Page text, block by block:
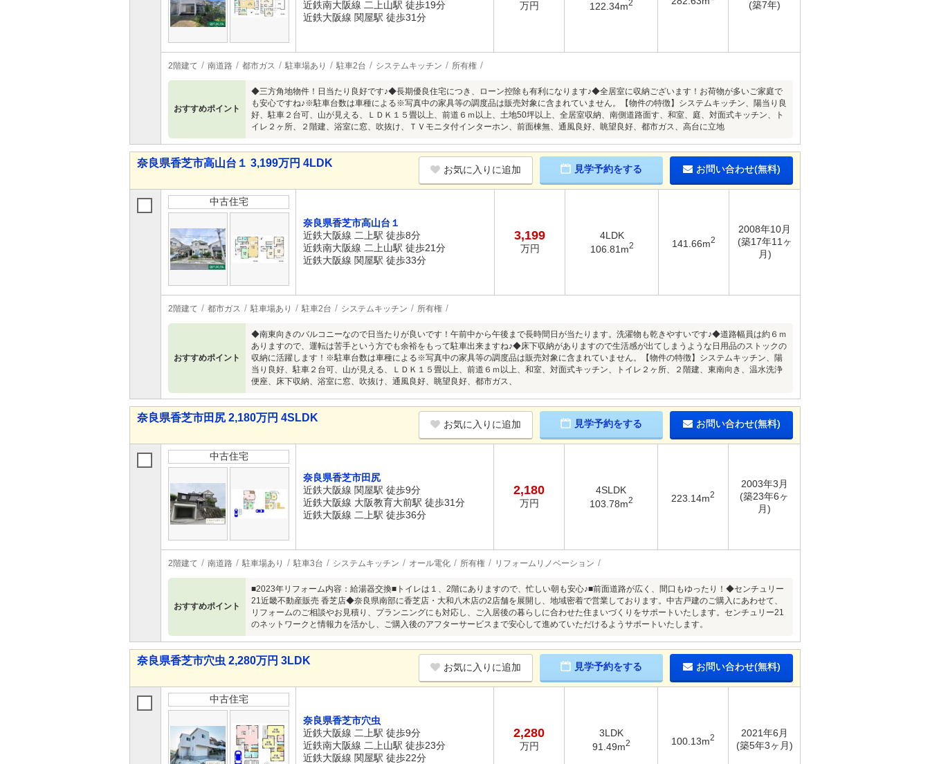
近鉄南大阪線 二上山駅 徒歩19分
近鉄大阪線 関屋駅 徒歩31分
万円
122.34m2
(築7年)
2階建て 南道路 都市ガス 駐車場あり 駐車2台 システムキッチン 所有権
おすすめポイント
◆三方角地物件！日当たり良好です♪◆長期優良住宅につき、ローン控除も有利になります♪◆全居室に収納ございます！お荷物が多いご家庭で
も安心ですね♪※駐車台数は車種による※写真中の家具等の調度品は販売対象に含まれていません。【物件の特徴】システムキッチン、陽当り良
好、駐車２台可、山が見える、ＬＤＫ１５畳以上、前道６ｍ以上、土地50坪以上、全居室収納、南側道路面す、和室、庭、対面式キッチン、ト
イレ２ヶ所、２階建、浴室に窓、吹抜け、ＴＶモニタ付インターホン、前面棟無、通風良好、眺望良好、都市ガス、高台に立地
奈良県香芝市高山台１ 3,199万円 4LDK
お気に入りに追加 見学予約をする お問い合わせ(無料)
中古住宅
奈良県香芝市高山台１
近鉄大阪線 二上駅 徒歩8分
近鉄南大阪線 二上山駅 徒歩21分
近鉄大阪線 関屋駅 徒歩33分
3,199
万円
4LDK
106.81m2 141.66m2
2008年10月
(築17年11ヶ
月)
2階建て 都市ガス 駐車場あり 駐車2台 システムキッチン 所有権
おすすめポイント
◆南東向きのバルコニーなので日当たりが良いです！午前中から午後まで長時間日が当たります。洗濯物も乾きやすいです♪◆道路幅員は約６ｍ
ありますので、運転は苦手という方でも余裕をもって駐車出来ますね♪◆床下収納がありますので生活感が出てしまうような日用品のストックの
収納に活躍します！※駐車台数は車種による※写真中の家具等の調度品は販売対象に含まれていません。【物件の特徴】システムキッチン、陽
当り良好、駐車２台可、山が見える、ＬＤＫ１５畳以上、前道６ｍ以上、和室、対面式キッチン、トイレ２ヶ所、２階建、東南向き、温水洗浄
便座、床下収納、浴室に窓、吹抜け、通風良好、眺望良好、都市ガス、
奈良県香芝市田尻 2,180万円 4SLDK
お気に入りに追加 見学予約をする お問い合わせ(無料)
中古住宅
奈良県香芝市田尻
近鉄大阪線 関屋駅 徒歩9分
近鉄大阪線 大阪教育大前駅 徒歩31分
近鉄大阪線 二上駅 徒歩36分
2,180
万円
4SLDK
103.78m2 223.14m2
2003年3月
(築23年6ヶ
月)
2階建て 南道路 駐車場あり 駐車3台 システムキッチン オール電化 所有権 リフォームリノベーション
おすすめポイント
■2023年リフォーム内容：給湯器交換■トイレは１、2階にありますので、忙しい朝も安心♪■前面道路が広く、間口もゆったり！◆センチュリー
21近畿不動産販売 香芝店◆奈良県南部に香芝店・大和八木店の2店舗を展開し、地域密着で営業しております。中古戸建のご購入にあわせて、
リフォームのご相談やお見積り、プランニングにも対応し、ご入居後の暮らしに合わせた住まいづくりをサポートいたします。センチュリー21
のネットワークと情報力を活かし、ご購入後のアフターサービスまで安心して進めていただけるようサポートいたします。
奈良県香芝市穴虫 2,280万円 3LDK
お気に入りに追加 見学予約をする お問い合わせ(無料)
中古住宅
奈良県香芝市穴虫
近鉄大阪線 二上駅 徒歩9分
近鉄南大阪線 二上山駅 徒歩23分
近鉄大阪線 関屋駅 徒歩22分
2,280
万円
3LDK
91.49m2 100.13m2
2021年6月
(築5年3ヶ月)